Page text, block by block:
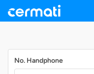
No. Handphone